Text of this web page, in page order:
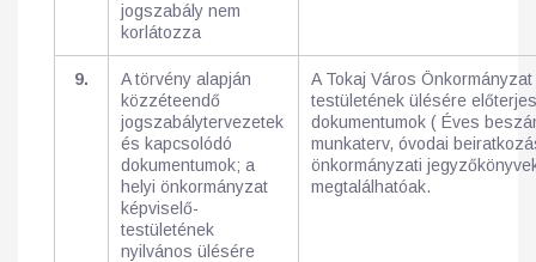
jogszabály nem
korlátozza
9.
A törvény alapján
közzéteendő
jogszabálytervezetek
és kapcsolódó
dokumentumok; a
helyi önkormányzat
képviselő-
testületének
nyilvános ülésére
A Tokaj Város
testületének ülésére
dokumentumok ( Éves
munkaterv, óvodai
önkormányzati
megtalálhatóak.